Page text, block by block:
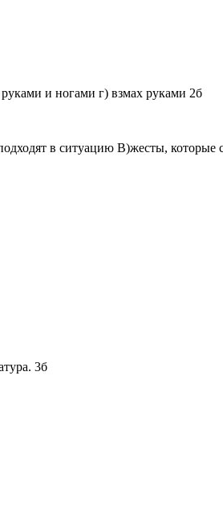
и ногами г) взмах руками 2б
в ситуацию В)жесты, которые
3б